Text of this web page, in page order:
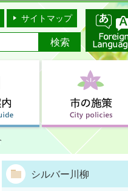
サイトマップ
シルバー川柳